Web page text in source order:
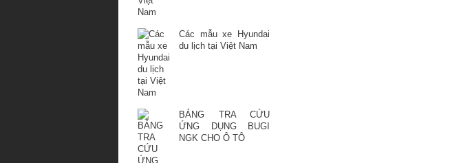
Các mẫu xe Hyundai
du lịch tại Việt Nam
BẢNG TRA CỨU
ỨNG DỤNG BUGI
NGK CHO Ô TÔ